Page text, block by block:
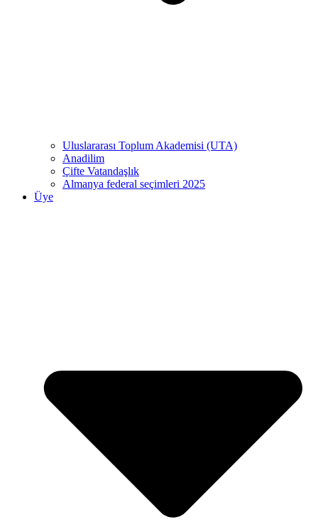
Uluslararası Toplum Akademisi (UTA)
Anadilim
Çifte Vatandaşlık
Almanya federal seçimleri 2025
Üye